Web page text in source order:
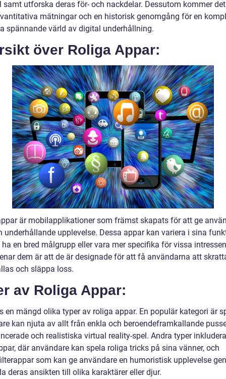
samt utforska deras för- och nackdelar. Dessutom kommer
mätningar och en historisk genomgång för en
spännande värld av digital underhållning.
över Roliga Appar:
är mobilapplikationer som främst skapats för att ge
underhållande upplevelse. Dessa appar kan variera i sina
en bred målgrupp eller vara mer specifika för vissa
dem är att de är designade för att få användarna att
och släppa loss.
av Roliga Appar:
en mängd olika typer av roliga appar. En populär kategori är
kan njuta av allt från enkla och beroendeframkallande
och realistiska virtual reality-spel. Andra typer
där användare kan spela roliga tricks på sina vänner, och
som kan ge användare en humoristisk upplevelse
deras ansikten till olika karaktärer eller djur.